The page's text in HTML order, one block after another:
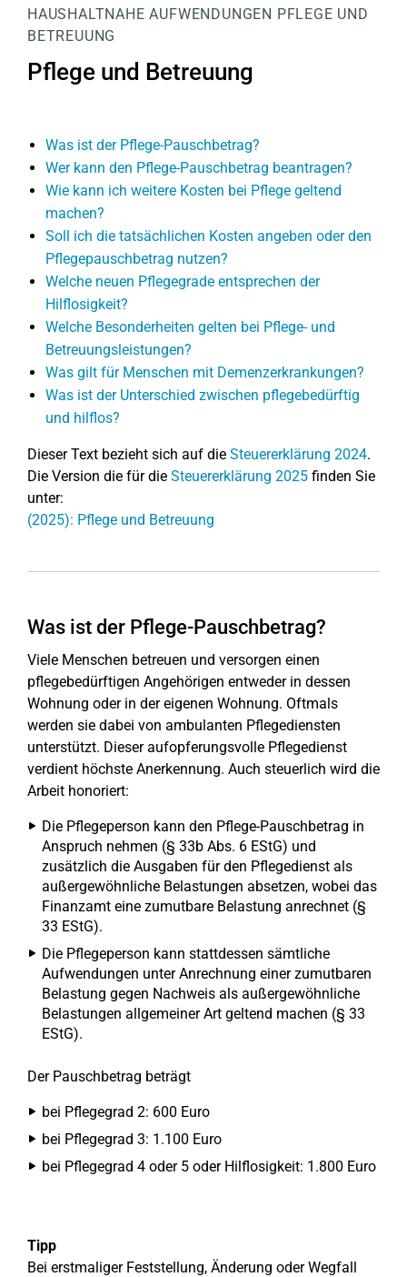
HAUSHALTNAHE AUFWENDUNGEN PFLEGE UND
BETREUUNG
Pflege und Betreuung
Was ist der Pflege-Pauschbetrag?
Wer kann den Pflege-Pauschbetrag beantragen?
Wie kann ich weitere Kosten bei Pflege geltend
machen?
Soll ich die tatsächlichen Kosten angeben oder den
Pflegepauschbetrag nutzen?
Welche neuen Pflegegrade entsprechen der
Hilflosigkeit?
Welche Besonderheiten gelten bei Pflege- und
Betreuungsleistungen?
Was gilt für Menschen mit Demenzerkrankungen?
Was ist der Unterschied zwischen pflegebedürftig
und hilflos?
Dieser Text bezieht sich auf die Steuererklärung 2024.
Die Version die für die Steuererklärung 2025 finden Sie
unter:
(2025): Pflege und Betreuung
Was ist der Pflege-Pauschbetrag?
Viele Menschen betreuen und versorgen einen
pflegebedürftigen Angehörigen entweder in dessen
Wohnung oder in der eigenen Wohnung. Oftmals
werden sie dabei von ambulanten Pflegediensten
unterstützt. Dieser aufopferungsvolle Pflegedienst
verdient höchste Anerkennung. Auch steuerlich wird die
Arbeit honoriert:
Die Pflegeperson kann den Pflege-Pauschbetrag in
Anspruch nehmen (§ 33b Abs. 6 EStG) und
zusätzlich die Ausgaben für den Pflegedienst als
außergewöhnliche Belastungen absetzen, wobei das
Finanzamt eine zumutbare Belastung anrechnet (§
33 EStG).
Die Pflegeperson kann stattdessen sämtliche
Aufwendungen unter Anrechnung einer zumutbaren
Belastung gegen Nachweis als außergewöhnliche
Belastungen allgemeiner Art geltend machen (§ 33
EStG).
Der Pauschbetrag beträgt
bei Pflegegrad 2: 600 Euro
bei Pflegegrad 3: 1.100 Euro
bei Pflegegrad 4 oder 5 oder Hilflosigkeit: 1.800 Euro
Tipp
Bei erstmaliger Feststellung, Änderung oder Wegfall